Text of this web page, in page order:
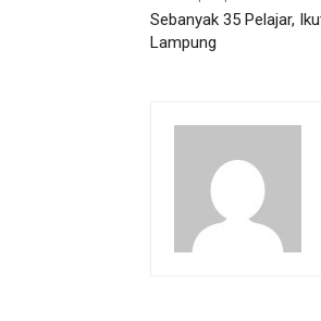
Sebanyak 35 Pelajar,
Lampung